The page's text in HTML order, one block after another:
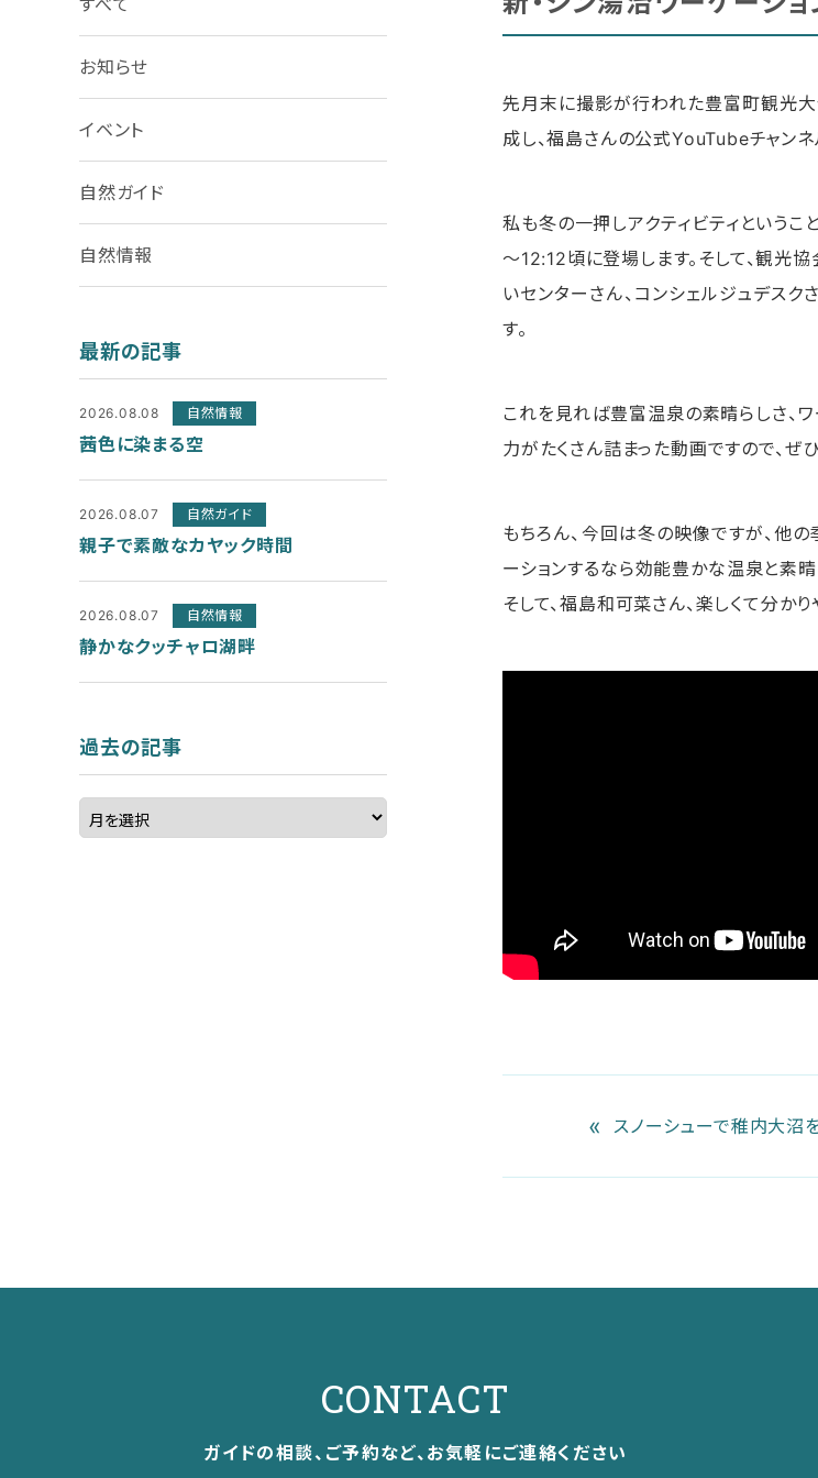
先月末に撮影が行われた豊富町観光大
成し、福島さんの公式YouTubeチャン
私も冬の一押しアクティビティというこ
～12:12頃に登場します。そして、観光
いセンターさん、コンシェルジュデス
す。
これを見れば豊富温泉の素晴らしさ、ワ
力がたくさん詰まった動画ですので、ぜ
もちろん、今回は冬の映像ですが、他
ーションするなら効能豊かな温泉と素
そして、福島和可菜さん、楽しくて分か
« スノーシューで稚内大沼
すべて
お知らせ
イベント
自然ガイド
自然情報
最新の記事
2026.08.08 自然情報
茜色に染まる空
2026.08.07 自然ガイド
親子で素敵なカヤック時間
2026.08.07 自然情報
静かなクッチャロ湖畔
過去の記事
CONTACT
ガイドの相談、ご予約など、お気軽にご連絡ください